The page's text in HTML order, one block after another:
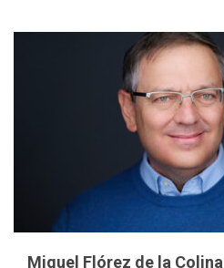
Miguel Flórez de la